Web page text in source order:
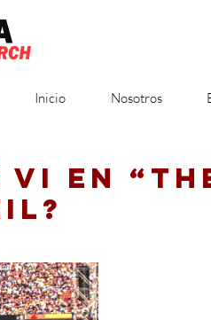
Inicio Nosotros
VI EN